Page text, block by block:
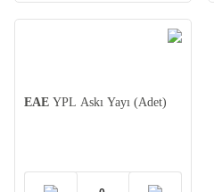
EAE YPL Askı Yayı (Adet)